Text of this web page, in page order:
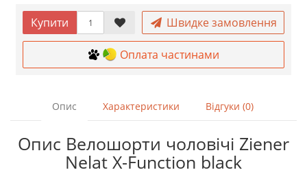
Купити Швидке замовлення
Оплата частинами
Опис Характеристики Відгуки (0)
Опис Велошорти чоловічі Ziener
Nelat X-Function black